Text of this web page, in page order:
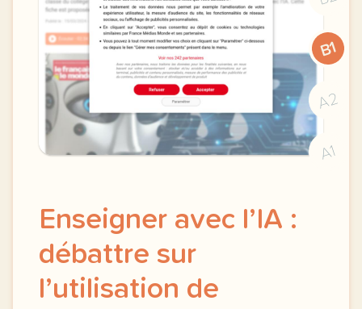
B1
A2
A1
Enseigner avec l’IA :
débattre sur
l’utilisation de